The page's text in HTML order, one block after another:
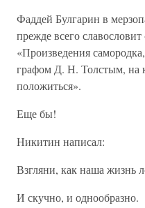
Фаддей Булгарин в
прежде всего славословит
«Произведения самородка,
графом Д. Н. Толстым, на
положиться».
Еще бы!
Никитин написал:
Взгляни, как наша жизнь
И скучно, и однообразно.